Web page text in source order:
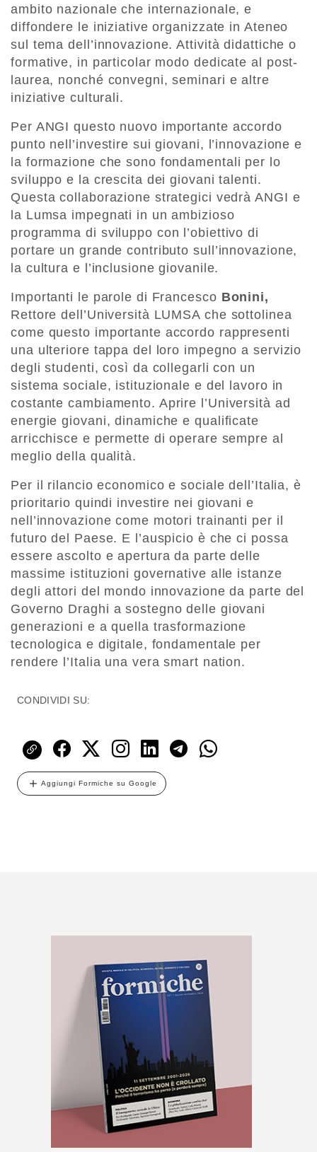
ambito nazionale che internazionale, e
diffondere le iniziative organizzate in Ateneo
sul tema dell’innovazione. Attività didattiche o
formative, in particolar modo dedicate al post-
laurea, nonché convegni, seminari e altre
iniziative culturali.
Per ANGI questo nuovo importante accordo
punto nell’investire sui giovani, l’innovazione e
la formazione che sono fondamentali per lo
sviluppo e la crescita dei giovani talenti.
Questa collaborazione strategici vedrà ANGI e
la Lumsa impegnati in un ambizioso
programma di sviluppo con l’obiettivo di
portare un grande contributo sull’innovazione,
la cultura e l’inclusione giovanile.
Importanti le parole di Francesco Bonini,
Rettore dell’Università LUMSA che sottolinea
come questo importante accordo rappresenti
una ulteriore tappa del loro impegno a servizio
degli studenti, così da collegarli con un
sistema sociale, istituzionale e del lavoro in
costante cambiamento. Aprire l’Università ad
energie giovani, dinamiche e qualificate
arricchisce e permette di operare sempre al
meglio della qualità.
Per il rilancio economico e sociale dell’Italia, è
prioritario quindi investire nei giovani e
nell’innovazione come motori trainanti per il
futuro del Paese. E l’auspicio è che ci possa
essere ascolto e apertura da parte delle
massime istituzioni governative alle istanze
degli attori del mondo innovazione da parte del
Governo Draghi a sostegno delle giovani
generazioni e a quella trasformazione
tecnologica e digitale, fondamentale per
rendere l’Italia una vera smart nation.
CONDIVIDI SU:
Aggiungi Formiche su Google